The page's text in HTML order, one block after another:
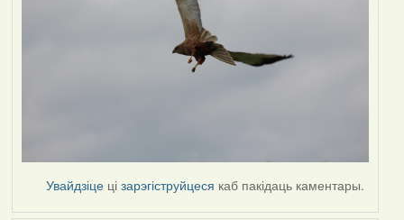
Увайдзіце цізарэгіструйцеся каб пакідаць каментары.